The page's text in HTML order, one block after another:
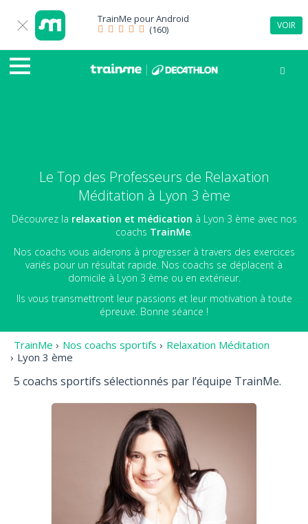
TrainMe pourAndroid
(160)
VOIR
Le Top des Professeurs de Relaxation
Méditation à Lyon 3 ème
Découvrez la relaxation et médication à Lyon 3 ème avec nos
coachs TrainMe
Nos coachs vous aiderons à progresser à travers des exercices
variés pour un résultat rapide. Nos coachs se déplacent à
domicile à Lyon 3 ème ou en extérieur.
Ils vous transmettront leur passions et leur motivation à toute
épreuve. Bonne séance !
TrainMe › Nos coachs sportifs › Relaxation Méditation
› Lyon 3 ème
5 coachs sportifs sélectionnés par l’équipe TrainMe.